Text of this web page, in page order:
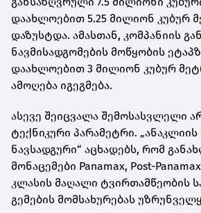
დაახლოებით 5.25 მილიონ კუბურ
დაზუსტდა. ამასთან, კომპანიის
ნავმისადგომების მოწყობის
დაახლოებით 3 მილიონ კუბურ
ამოღება იგეგმება.
ასევე შეიცვალა შემოსასვლელი
ტექნიკური პარამეტრი. „ანაკლიის
ნავსადგური“ აცხადებს, რომ
მონაცემები Panamax, Post-
კლასის მაღალი ტვირთამწეობის
გემების მომსახურებას